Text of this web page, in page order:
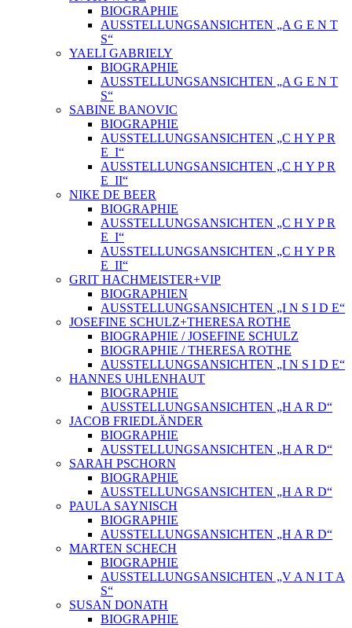
BIOGRAPHIE
AUSSTELLUNGSANSICHTEN „A G E N T
S“
YAELI GABRIELY
BIOGRAPHIE
AUSSTELLUNGSANSICHTEN „A G E N T
S“
SABINE BANOVIC
BIOGRAPHIE
AUSSTELLUNGSANSICHTEN „C H Y P R
E_I“
AUSSTELLUNGSANSICHTEN „C H Y P R
E_II“
NIKE DE BEER
BIOGRAPHIE
AUSSTELLUNGSANSICHTEN „C H Y P R
E_I“
AUSSTELLUNGSANSICHTEN „C H Y P R
E_II“
GRIT HACHMEISTER+VIP
BIOGRAPHIEN
AUSSTELLUNGSANSICHTEN „I N S I D E“
JOSEFINE SCHULZ+THERESA ROTHE
BIOGRAPHIE / JOSEFINE SCHULZ
BIOGRAPHIE / THERESA ROTHE
AUSSTELLUNGSANSICHTEN „I N S I D E“
HANNES UHLENHAUT
BIOGRAPHIE
AUSSTELLUNGSANSICHTEN „H A R D“
JACOB FRIEDLÄNDER
BIOGRAPHIE
AUSSTELLUNGSANSICHTEN „H A R D“
SARAH PSCHORN
BIOGRAPHIE
AUSSTELLUNGSANSICHTEN „H A R D“
PAULA SAYNISCH
BIOGRAPHIE
AUSSTELLUNGSANSICHTEN „H A R D“
MARTEN SCHECH
BIOGRAPHIE
AUSSTELLUNGSANSICHTEN „V A N I T A
S“
SUSAN DONATH
BIOGRAPHIE